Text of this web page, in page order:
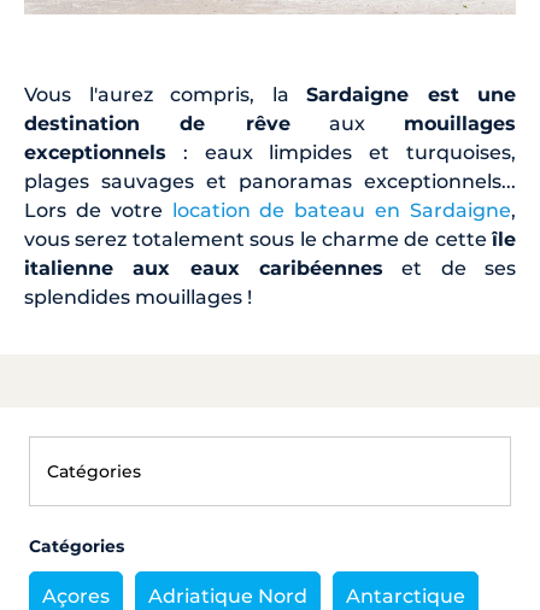
Vous l'aurez compris, la Sardaigne est une
destination de rêveaux mouillages
exceptionnels : eaux limpides et turquoises,
plages sauvages et panoramas exceptionnels...
Lors de votre location de bateau en Sardaigne,
vous serez totalement sous le charme de cette île
italienne aux eaux caribéennes et de ses
splendides mouillages !
Catégories
Açores Adriatique Nord Antarctique